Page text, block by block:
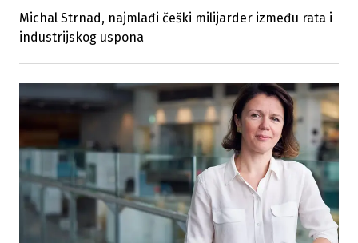
Michal Strnad, najmlađi češki milijarder između rata i
industrijskog uspona